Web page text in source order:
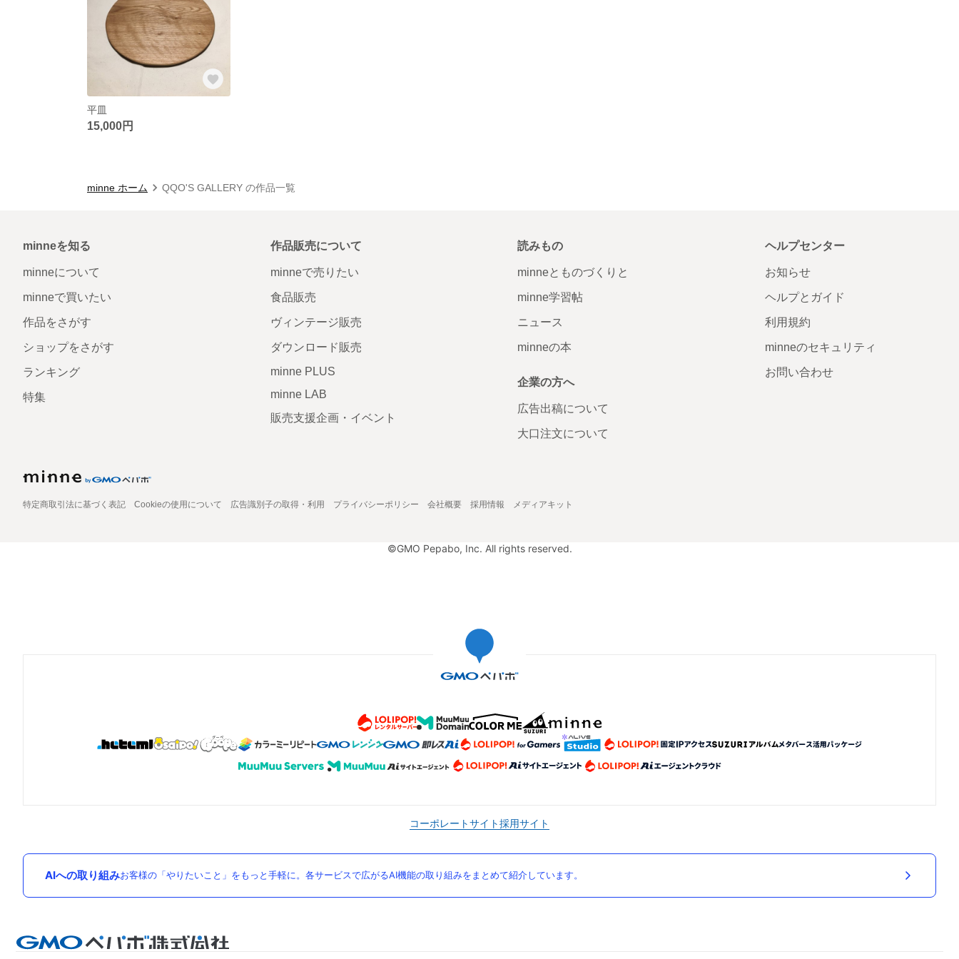
平皿
15,000円
minne ホーム QQO'S GALLERY の作品一覧
minneを知る
minneについて
minneで買いたい
作品をさがす
ショップをさがす
ランキング
特集
作品販売について
minneで売りたい
食品販売
ヴィンテージ販売
ダウンロード販売
minne PLUS
minne LAB
販売支援企画・イベント
読みもの
minneとものづくりと
minne学習帖
ニュース
minneの本
企業の方へ
広告出稿について
大口注文について
ヘルプセンター
お知らせ
ヘルプとガイド
利用規約
minneのセキュリティ
お問い合わせ
特定商取引法に基づく表記 Cookieの使用について 広告識別子の取得・利用 プライバシーポリシー 会社概要 採用情報 メディアキット
©GMO Pepabo, Inc. All rights reserved.
コーポレートサイト採用サイト
AIへの取り組みお客様の「やりたいこと」をもっと手軽に。各サービスで広がるAI機能の取り組みをまとめて紹介しています。